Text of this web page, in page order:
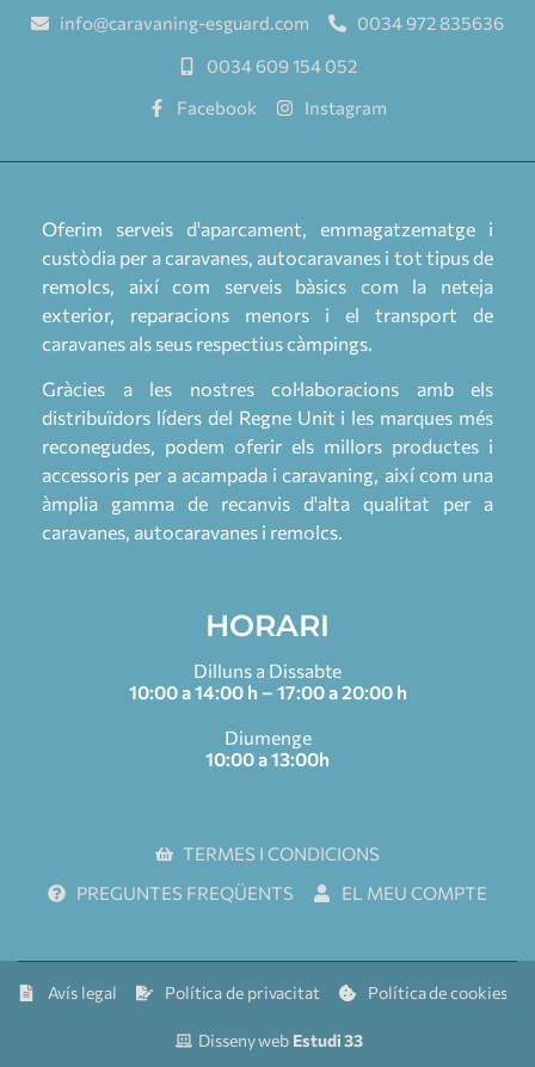
info@caravaning-esguard.com
0034 972 835636
0034 609 154 052
Facebook
Instagram
Oferim serveis d'aparcament, emmagatzematge i
custòdia per a caravanes, autocaravanes i tot tipus de
remolcs, així com serveis bàsics com la neteja
exterior, reparacions menors i el transport de
caravanes als seus respectius càmpings.
Gràcies a les nostres col·laboracions amb els
distribuïdors líders del Regne Unit i les marques més
reconegudes, podem oferir els millors productes i
accessoris per a acampada i caravaning, així com una
àmplia gamma de recanvis d'alta qualitat per a
caravanes, autocaravanes i remolcs.
HORARI
Dilluns a Dissabte
10:00 a 14:00 h – 17:00 a 20:00 h
Diumenge
10:00 a 13:00h
TERMES I CONDICIONS
PREGUNTES FREQÜENTS
EL MEU COMPTE
Avís legal Política de privacitat Política de cookies
Disseny web Estudi 33